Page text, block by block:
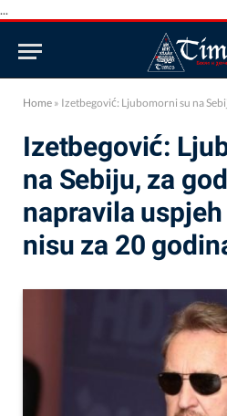
...
Home » Izetbegović: Ljubomorni su na Sebiju, za godinu
Izetbegović:
na Sebiju, za
napravila
nisu za 20